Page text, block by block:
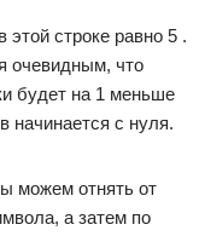
строке равно 5 .
очевидным, что
будет на 1 меньше
начинается с нуля.
можем отнять от
а затем по